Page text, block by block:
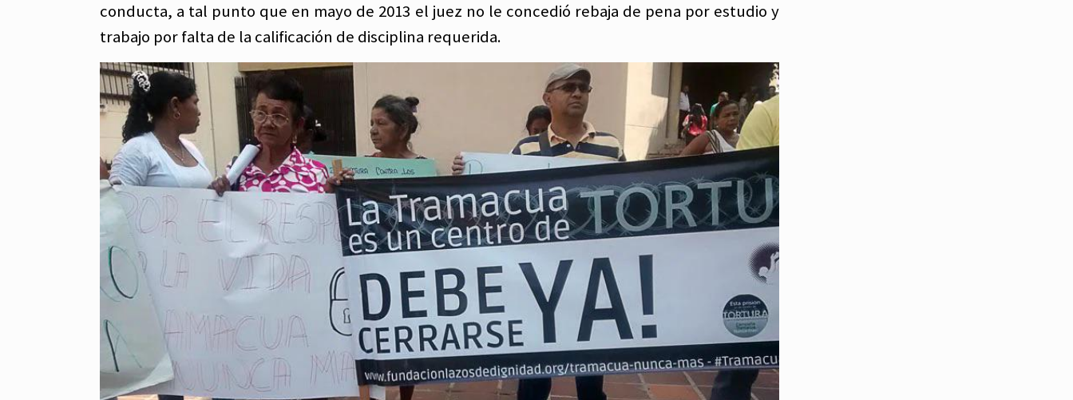
conducta, a tal punto que en mayo de 2013 el juez no le concedió rebaja de pena por estudio y
trabajo por falta de la calificación de disciplina requerida.